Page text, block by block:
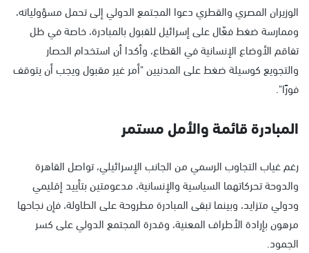
الوزيران المصري والقطري دعوا المجتمع الدولي إلى تحمل مسؤولياته،
وممارسة ضغط فعّال على إسرائيل للقبول بالمبادرة، خاصة في ظل
تفاقم الأوضاع الإنسانية في القطاع، وأكدا أن استخدام الحصار
والتجويع كوسيلة ضغط على المدنيين "أمر غير مقبول ويجب أن يتوقف
فورًا".
المبادرة قائمة والأمل مستمر
رغم غياب التجاوب الرسمي من الجانب الإسرائيلي، تواصل القاهرة
والدوحة تحركاتهما السياسية والإنسانية، مدعومتين بتأييد إقليمي
ودولي متزايد، وبينما تبقى المبادرة مطروحة على الطاولة، فإن نجاحها
مرهون بإرادة الأطراف المعنية، وقدرة المجتمع الدولي على كسر
الجمود.